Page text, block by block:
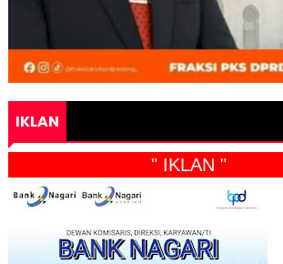
IKLAN
" IKLAN "